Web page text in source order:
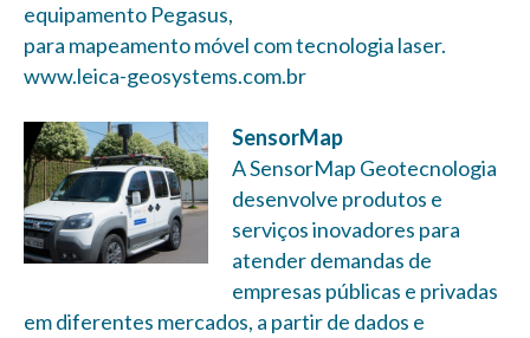
equipamento Pegasus,
para mapeamento móvel com tecnologia laser.
www.leica-geosystems.com.br
SensorMap
A SensorMap Geotecnologia
desenvolve produtos e
serviços inovadores para
atender demandas de
empresas públicas e privadas
em diferentes mercados, a partir de dados e